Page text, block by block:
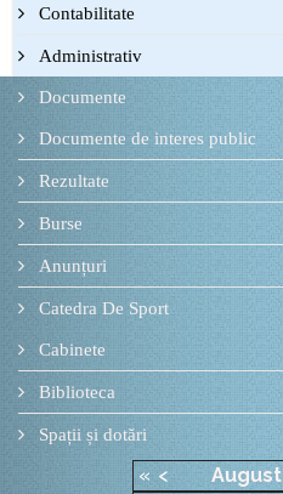
Contabilitate
Administrativ
Documente
Documente de interes public
Rezultate
Burse
Anunțuri
Catedra De Sport
Cabinete
Biblioteca
Spații și dotări
« < August